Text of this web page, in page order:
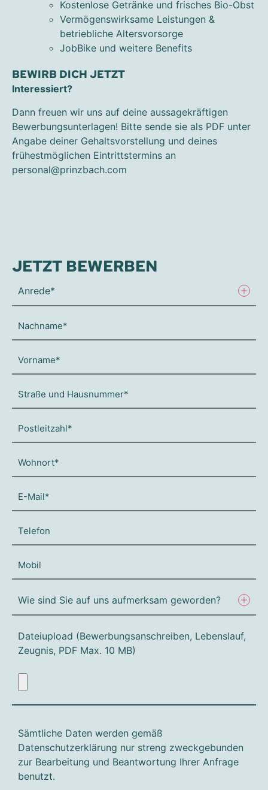
Kostenlose Getränke und frisches Bio-Obst
Vermögenswirksame Leistungen &
betriebliche Altersvorsorge
JobBike und weitere Benefits
BEWIRB DICH JETZT
Interessiert?
Dann freuen wir uns auf deine aussagekräftigen
Bewerbungsunterlagen! Bitte sende sie als PDF unter
Angabe deiner Gehaltsvorstellung und deines
frühestmöglichen Eintrittstermins an
personal@prinzbach.com
JETZT BEWERBEN
Dateiupload (Bewerbungsanschreiben, Lebenslauf,
Zeugnis, PDF Max. 10 MB)
Sämtliche Daten werden gemäß
Datenschutzerklärung nur streng zweckgebunden
zur Bearbeitung und Beantwortung Ihrer Anfrage
benutzt.